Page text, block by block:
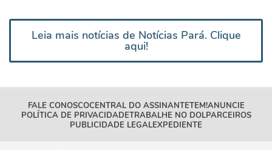
Leia mais notícias de Notícias Pará. Clique
aqui!
FALE CONOSCOCENTRAL DO ASSINANTETEM!ANUNCIE
POLÍTICA DE PRIVACIDADETRABALHE NO DOLPARCEIROS
PUBLICIDADE LEGALEXPEDIENTE